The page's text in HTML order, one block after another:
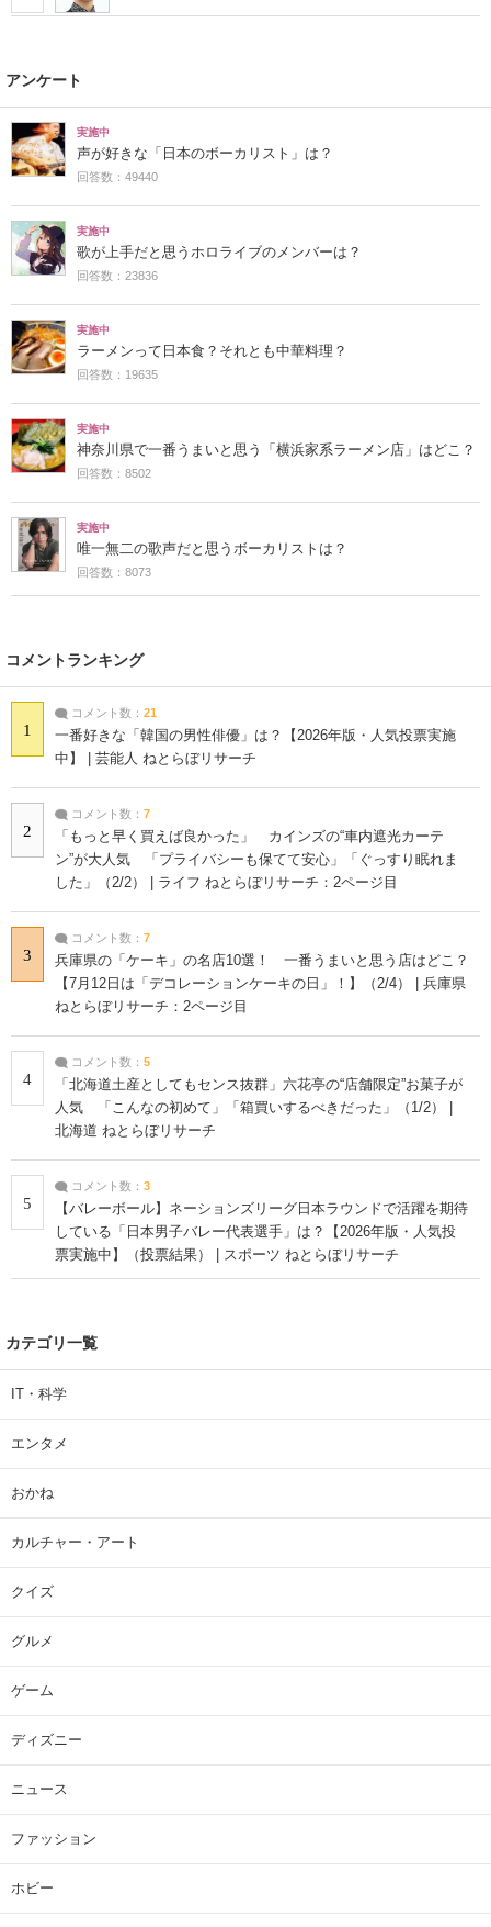
アンケート
実施中
声が好きな「日本のボーカリスト」は？
回答数：49440
実施中
歌が上手だと思うホロライブのメンバーは？
回答数：23836
実施中
ラーメンって日本食？それとも中華料理？
回答数：19635
実施中
神奈川県で一番うまいと思う「横浜家系ラーメン店」はどこ？
回答数：8502
実施中
唯一無二の歌声だと思うボーカリストは？
回答数：8073
コメントランキング
1
コメント数： 21
一番好きな「韓国の男性俳優」は？【2026年版・人気投票実施
中】 | 芸能人 ねとらぼリサーチ
2
コメント数： 7
「もっと早く買えば良かった」 カインズの“車内遮光カーテ
ン”が大人気 「プライバシーも保てて安心」「ぐっすり眠れま
した」（2/2） | ライフ ねとらぼリサーチ：2ページ目
3
コメント数： 7
兵庫県の「ケーキ」の名店10選！ 一番うまいと思う店はどこ？
【7月12日は「デコレーションケーキの日」！】（2/4） | 兵庫県
ねとらぼリサーチ：2ページ目
4
コメント数： 5
「北海道土産としてもセンス抜群」六花亭の“店舗限定”お菓子が
人気 「こんなの初めて」「箱買いするべきだった」（1/2） |
北海道 ねとらぼリサーチ
5
コメント数： 3
【バレーボール】ネーションズリーグ日本ラウンドで活躍を期待
している「日本男子バレー代表選手」は？【2026年版・人気投
票実施中】（投票結果） | スポーツ ねとらぼリサーチ
カテゴリ一覧
IT・科学
エンタメ
おかね
カルチャー・アート
クイズ
グルメ
ゲーム
ディズニー
ニュース
ファッション
ホビー